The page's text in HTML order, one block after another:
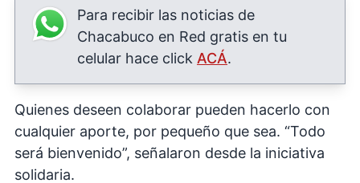
Para recibir las noticias de
Chacabuco en Red gratis en tu
celular hace click ACÁ.
Quienes deseen colaborar pueden hacerlo con
cualquier aporte, por pequeño que sea. “Todo
será bienvenido”, señalaron desde la iniciativa
solidaria.